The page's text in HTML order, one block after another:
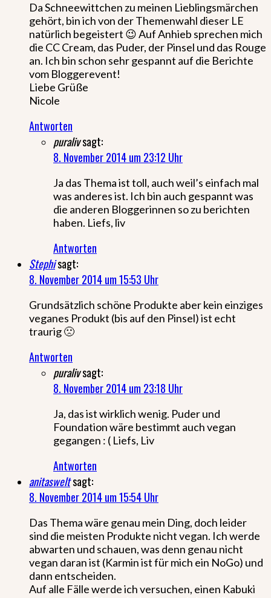
Da Schneewittchen zu meinen Lieblingsmärchen
gehört, bin ich von der Themenwahl dieser LE
natürlich begeistert 😉 Auf Anhieb sprechen mich
die CC Cream, das Puder, der Pinsel und das Rouge
an. Ich bin schon sehr gespannt auf die Berichte
vom Bloggerevent!
Liebe Grüße
Nicole
Antworten
puralivsagt:
8. November 2014 um 23:12 Uhr
Ja das Thema ist toll, auch weil’s einfach mal
was anderes ist. Ich bin auch gespannt was
die anderen Bloggerinnen so zu berichten
haben. Liefs, liv
Antworten
Stephisagt:
8. November 2014 um 15:53 Uhr
Grundsätzlich schöne Produkte aber kein einziges
veganes Produkt (bis auf den Pinsel) ist echt
traurig 🙁
Antworten
puralivsagt:
8. November 2014 um 23:18 Uhr
Ja, das ist wirklich wenig. Puder und
Foundation wäre bestimmt auch vegan
gegangen : ( Liefs, Liv
Antworten
anitasweltsagt:
8. November 2014 um 15:54 Uhr
Das Thema wäre genau mein Ding, doch leider
sind die meisten Produkte nicht vegan. Ich werde
abwarten und schauen, was denn genau nicht
vegan daran ist (Karmin ist für mich ein NoGo) und
dann entscheiden.
Auf alle Fälle werde ich versuchen, einen Kabuki